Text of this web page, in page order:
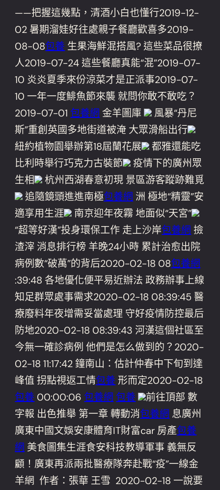
——把握這幾點，清酒小白也懂行2019-12-
02 暑期溜娃好往處親子餐廳歡喜多2019-
08-08包養 生果海鮮混搭風? 這些菜品很撩
人2019-07-24 這些餐廳真能“混”2019-07-
10 炎炎夏季來份涼菜才是正派事2019-07-
10 一年一度鯡魚節來襲 就問你敢不敢吃？
2019-07-01 包養網 金羊圖庫
風暴“丹尼
斯”重創英國多地街道被淹 大眾滑船出行
紐約植物園舉辦第18屆蘭花展
都雅還能吃
比利時舉行巧克力古裝節
疫情下的廣州眾
生相
杭州西湖春意初現 景區游客蹤跡難覓
追隨鏡頭進進南極包養網 洲 極地“精靈”安
適享用生涯
南京迎年夜霧 地面似“天宮”
“超等好漢”投身環保工作 走上沙岸包養網 撿
渣滓 消息排行榜 羊晚24小時 累計治愈出院
病例數“破萬”的背后2020-02-18 08包養網
:39:48 各地優化便平易近辦法 政務辦事上線
知足群眾處事需求2020-02-18 08:39:45 醫
療廢料年夜增需妥當處理 守好疫情防控最后
防地2020-02-18 08:39:43 河漢這個社區至
今無一確診病例 他們是怎么做到的？2020-
02-18 11:17:42 鐘南山：估計仲春中下旬到達
峰值 拐點視返工情包養 形而定2020-02-18
包養 00:00:06 包養網 包養
前往頂部 數
字報 出色推舉 第一章 轉動消包養網 息廣州
廣東中國文娛安康體育IT財富car 房產包養
網 美食圖集生涯食安科技教導軍事 義無反
顧！廣東再派兩批醫療隊奔赴戰“疫”一線金
羊網 作者：張華 王雪 2020-02-18 一說要